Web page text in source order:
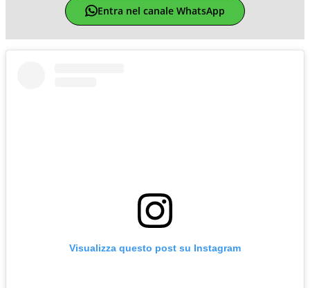
Entra nel canale WhatsApp
Visualizza questo post su Instagram